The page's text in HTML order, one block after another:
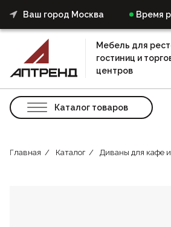
Ваш город Москва Время
Мебель для
гостиниц и
центров
Каталог товаров
Главная Каталог Диваны для кафе